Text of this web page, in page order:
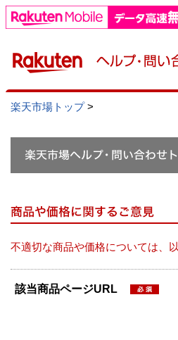
楽天市場トップ>
不適切な商品や価格については、
該当商品ページURL